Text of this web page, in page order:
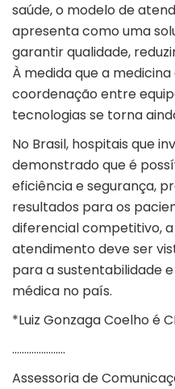
saúde, o modelo de
apresenta como uma
garantir qualidade,
À medida que a
coordenação entre
tecnologias se torna
No Brasil, hospitais que
demonstrado que é
eficiência e segurança,
resultados para os
diferencial competitivo,
atendimento deve ser
para a sustentabilidade
médica no país.
*Luiz Gonzaga Coelho é
………………….
Assessoria de